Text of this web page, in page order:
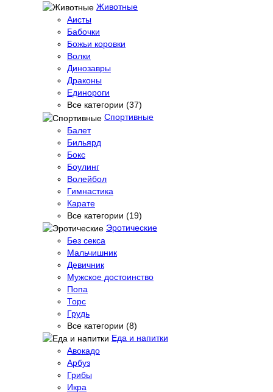
Животные
Аисты
Бабочки
Божьи коровки
Волки
Динозавры
Драконы
Единороги
Все категории (37)
Спортивные
Балет
Бильярд
Бокс
Боулинг
Волейбол
Гимнастика
Карате
Все категории (19)
Эротические
Без секса
Мальчишник
Девичник
Мужское достоинство
Попа
Торс
Грудь
Все категории (8)
Еда и напитки
Авокадо
Арбуз
Грибы
Икра